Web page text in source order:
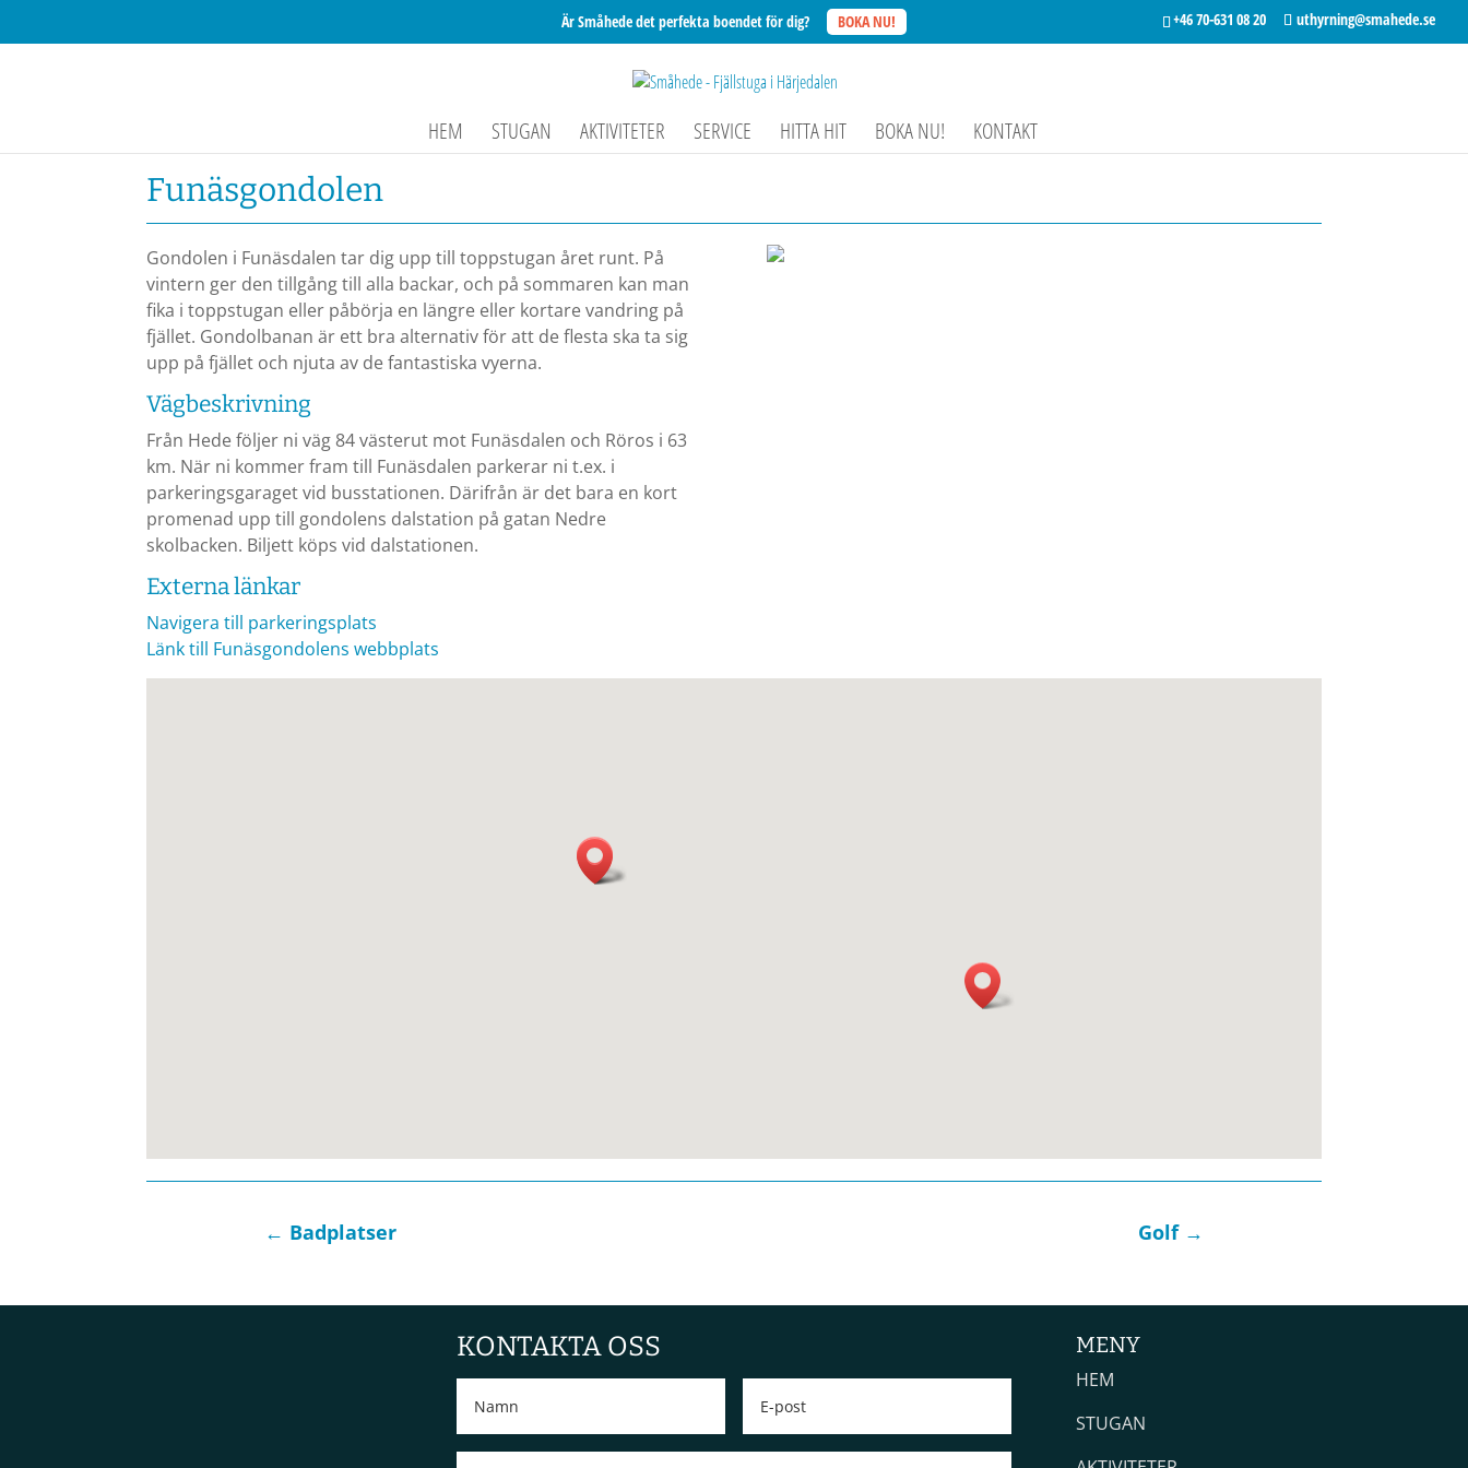
+46 70-631 08 20 uthyrning@smahede.se
Är Småhede det perfekta boendet för dig? BOKA NU!
HEM STUGAN AKTIVITETER SERVICE HITTA HIT BOKA NU! KONTAKT
Funäsgondolen
Gondolen i Funäsdalen tar dig upp till toppstugan året runt. På
vintern ger den tillgång till alla backar, och på sommaren kan man
fika i toppstugan eller påbörja en längre eller kortare vandring på
fjället. Gondolbanan är ett bra alternativ för att de flesta ska ta sig
upp på fjället och njuta av de fantastiska vyerna.
Vägbeskrivning
Från Hede följer ni väg 84 västerut mot Funäsdalen och Röros i 63
km. När ni kommer fram till Funäsdalen parkerar ni t.ex. i
parkeringsgaraget vid busstationen. Därifrån är det bara en kort
promenad upp till gondolens dalstation på gatan Nedre
skolbacken. Biljett köps vid dalstationen.
Externa länkar
Navigera till parkeringsplats
Länk till Funäsgondolens webbplats
← Badplatser Golf→
KONTAKTA OSS MENY
HEM
STUGAN